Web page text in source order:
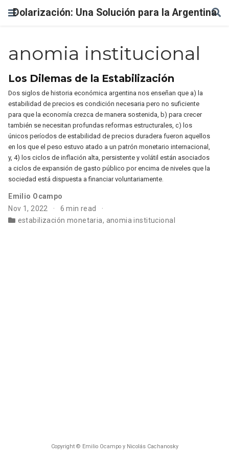
Dolarización: Una Solución para la Argentina
anomia institucional
Los Dilemas de la Estabilización
Dos siglos de historia económica argentina nos enseñan que a) la
estabilidad de precios es condición necesaria pero no suficiente
para que la economía crezca de manera sostenida, b) para crecer
también se necesitan profundas reformas estructurales, c) los
únicos períodos de estabilidad de precios duradera fueron aquellos
en los que el peso estuvo atado a un patrón monetario internacional,
y, 4) los ciclos de inflación alta, persistente y volátil están asociados
a ciclos de expansión de gasto público por encima de niveles que la
sociedad está dispuesta a financiar voluntariamente.
Emilio Ocampo
Nov 1, 2022
6 min read
estabilización monetaria, anomia institucional
Copyright © Emilio Ocampo y Nicolás Cachanosky